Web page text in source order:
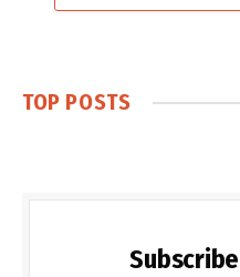
TOP POSTS